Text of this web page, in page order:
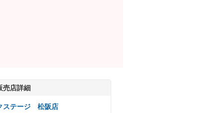
売店詳細
ステージ 松阪店